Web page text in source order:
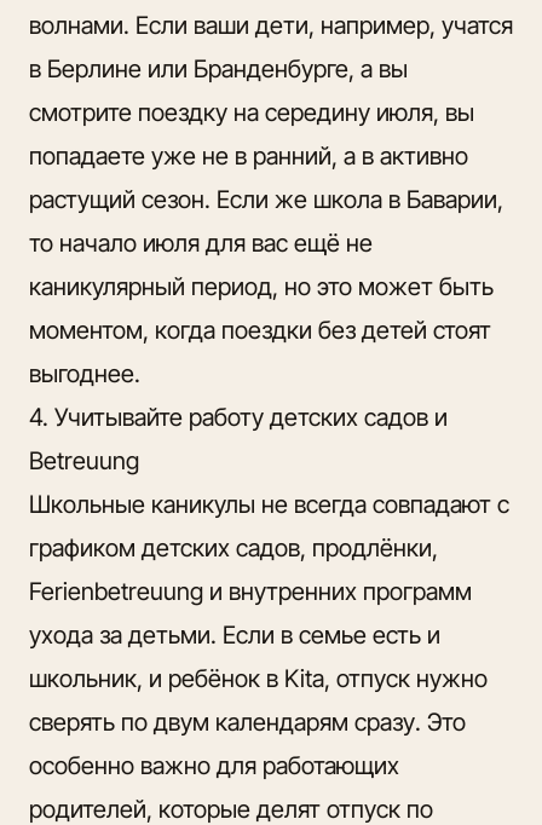
волнами. Если ваши дети, например, учатся
в Берлине или Бранденбурге, а вы
смотрите поездку на середину июля, вы
попадаете уже не в ранний, а в активно
растущий сезон. Если же школа в Баварии,
то начало июля для вас ещё не
каникулярный период, но это может быть
моментом, когда поездки без детей стоят
выгоднее.
4. Учитывайте работу детских садов и
Betreuung
Школьные каникулы не всегда совпадают с
графиком детских садов, продлёнки,
Ferienbetreuung и внутренних программ
ухода за детьми. Если в семье есть и
школьник, и ребёнок в Kita, отпуск нужно
сверять по двум календарям сразу. Это
особенно важно для работающих
родителей, которые делят отпуск по